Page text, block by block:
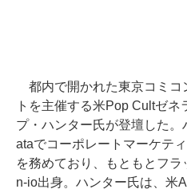
都内で開かれた東京コミコ
トを主催する米Pop Cultゼ
プ・ハンター氏が登壇した
ataでコーポレートマーケテ
を務めており、もともとフ
n-io出身。ハンター氏は、米